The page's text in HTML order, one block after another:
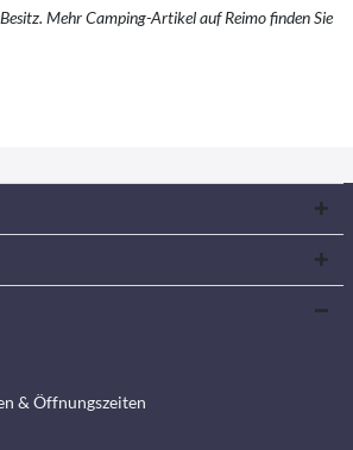
Mehr Camping-Artikel auf Reimo finden Sie
& Öffnungszeiten